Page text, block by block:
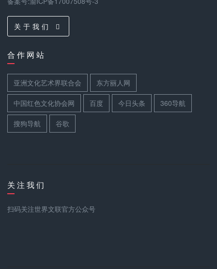
关 于 我 们
合 作 网 站
亚洲文化艺术界联合会 东方丽人网
中国红色文化协会网 百度 今日头条 360导航
搜狗导航 谷歌
关 注 我 们
扫码关注世界文联官方公众号